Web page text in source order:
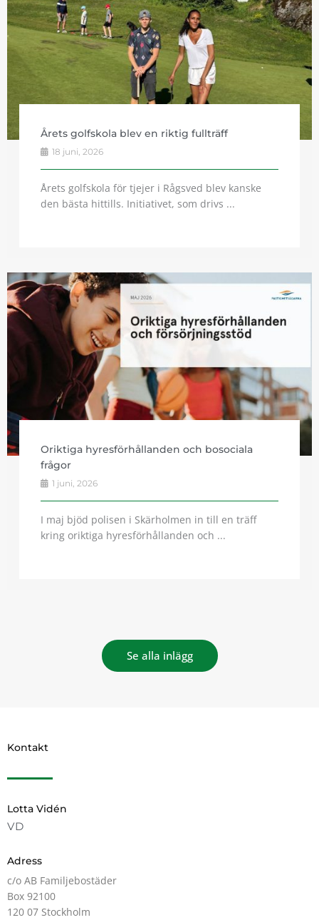
Årets golfskola blev en riktig fullträff
18 juni, 2026
Årets golfskola för tjejer i Rågsved blev kanske
den bästa hittills. Initiativet, som drivs ...
Oriktiga hyresförhållanden och bosociala
frågor
1 juni, 2026
I maj bjöd polisen i Skärholmen in till en träff
kring oriktiga hyresförhållanden och ...
Se alla inlägg
Kontakt
Lotta Vidén
VD
Adress
c/o AB Familjebostäder
Box 92100
120 07 Stockholm